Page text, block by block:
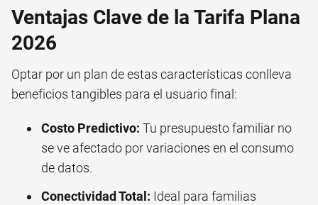
Ventajas Clave de la Tarifa Plana
2026
Optar por un plan de estas características conlleva
beneficios tangibles para el usuario final:
Costo Predictivo: Tu presupuesto familiar no
se ve afectado por variaciones en el consumo
de datos.
Conectividad Total: Ideal para familias